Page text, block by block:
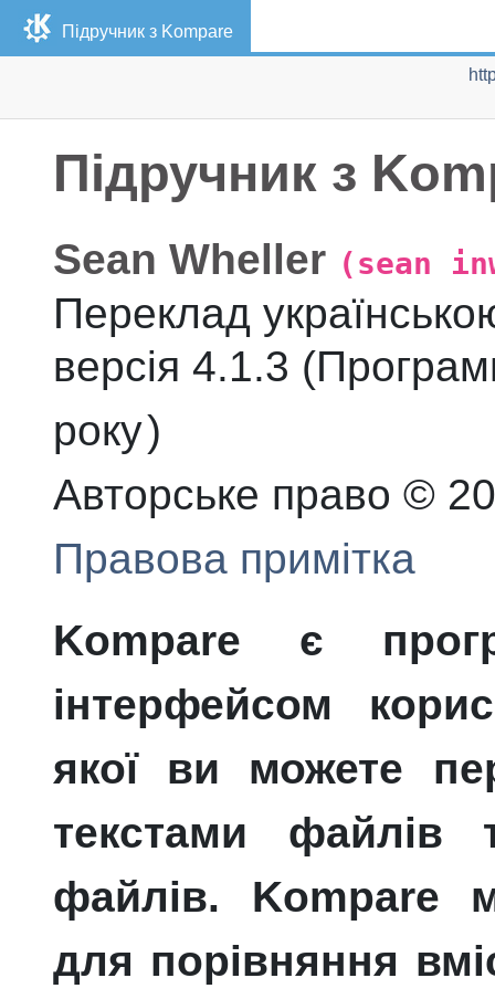
Підручник з Kompare
Підручник з
Sean Wheller (sean
Переклад
версія 4.1.3
року)
Авторське право ©
Правова примітка
Kompare є
інтерфейсом
якої ви можете
текстами файлів
файлів. Kompare
для порівняння